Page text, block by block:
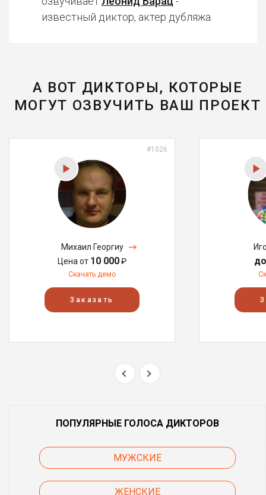
известный диктор, актер дубляжа.
А ВОТ ДИКТОРЫ, КОТОРЫЕ
МОГУТ ОЗВУЧИТЬ ВАШ ПРОЕКТ
#1026
Михаил Георгиу
Цена от 10 000₽
Скачать демо
Заказать
ПОПУЛЯРНЫЕ ГОЛОСА ДИКТОРОВ
МУЖСКИЕ
ЖЕНСКИЕ